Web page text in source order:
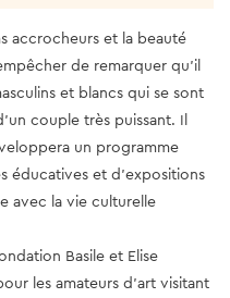
accrocheurs et la beauté
de remarquer qu'il
et blancs qui se sont
couple très puissant. Il
un programme
éducatives et d'expositions
avec la vie culturelle
Basile et Elise
les amateurs d'art visitant